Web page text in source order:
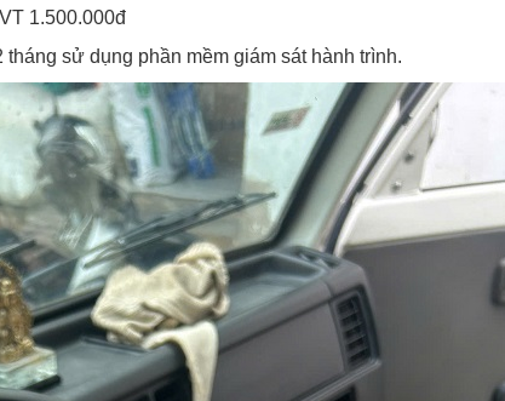
1.500.000đ
sử dụng phần mềm giám sát hành trình.